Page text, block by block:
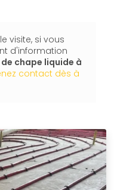
visite, si vous
d'information
chape liquide à
contact dès à